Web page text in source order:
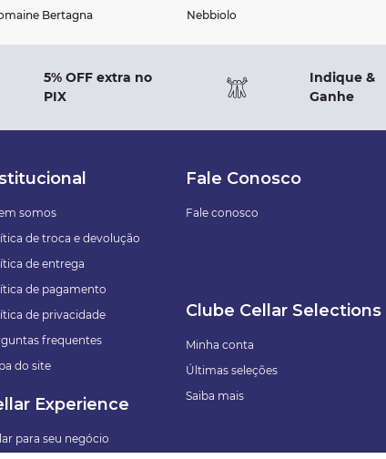
Bertagna
Nebbiolo
5% OFF extra no
PIX
Indique &
Ganhe
somos
de troca e devolução
de entrega
de pagamento
de privacidade
frequentes
do site
Experience
para seu negócio
Fale Conosco
Fale conosco
Clube Cellar Selections
Minha conta
Últimas seleções
Saiba mais